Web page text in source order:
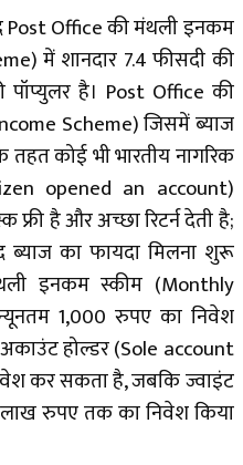
Office की मंथली इनकम
में शानदार 7.4 फीसदी की
है। Post Office की
Scheme) जिसमें ब्याज
कोई भी भारतीय नागरिक
opened an account)
है और अच्छा रिटर्न देती है;
का फायदा मिलना शुरू
इनकम स्कीम (Monthly
1,000 रुपए का निवेश
होल्डर (Sole account
कर सकता है, जबकि ज्वाइंट
रुपए तक का निवेश किया